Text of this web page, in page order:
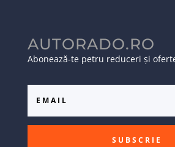
AUTORADO.RO
Abonează-te petru reduceri și
SUBSCRIE